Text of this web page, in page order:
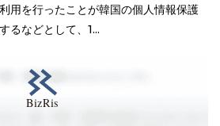
用を行ったことが韓国の個人情報保護
るなどとして、1...